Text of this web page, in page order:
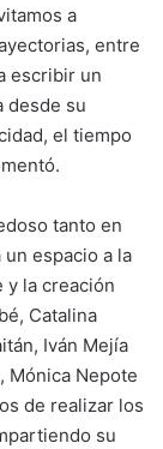
a
entre
escribir un
desde su
el tiempo
tanto en
espacio a la
y la creación
Catalina
Iván Mejía
Mónica Nepote
de realizar los
su